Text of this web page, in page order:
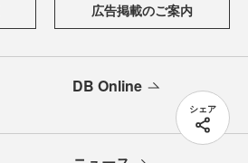
シェア
広告掲載のご案内
DB Online